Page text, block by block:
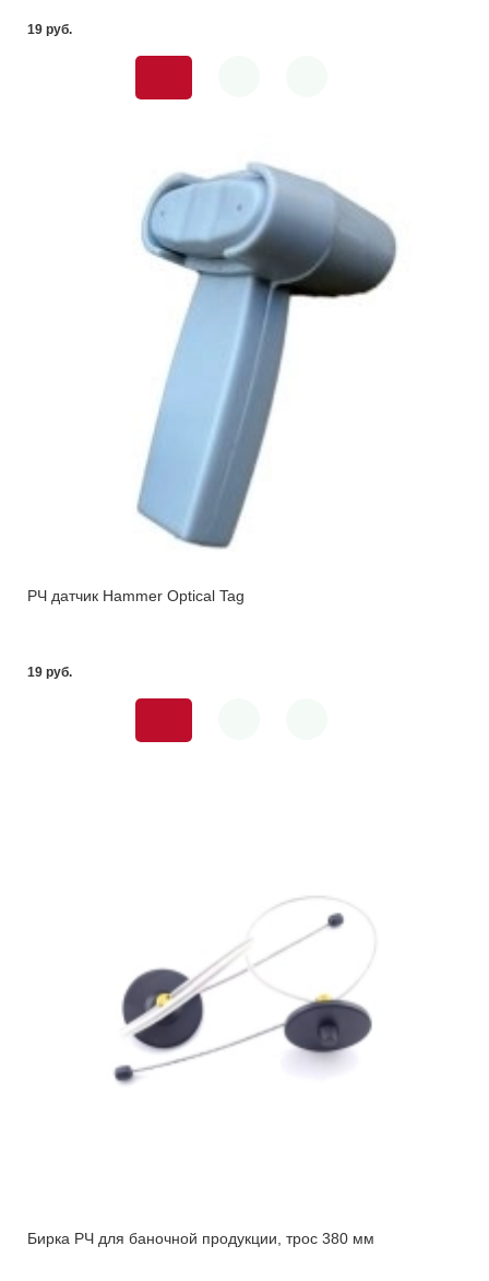
19 pуб.
РЧ датчик Hammer Optical Tag
19 pуб.
Бирка РЧ для баночной продукции, трос 380 мм